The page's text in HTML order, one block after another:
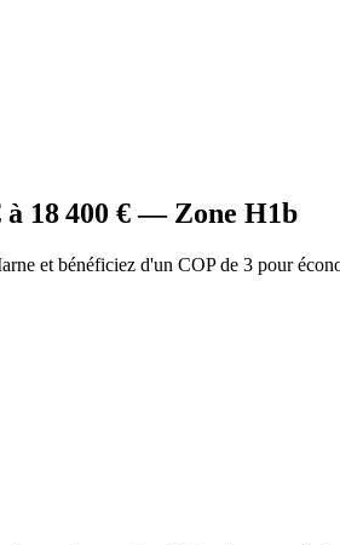
à 18 400 € — Zone H1b
et bénéficiez d'un COP de 3 pour